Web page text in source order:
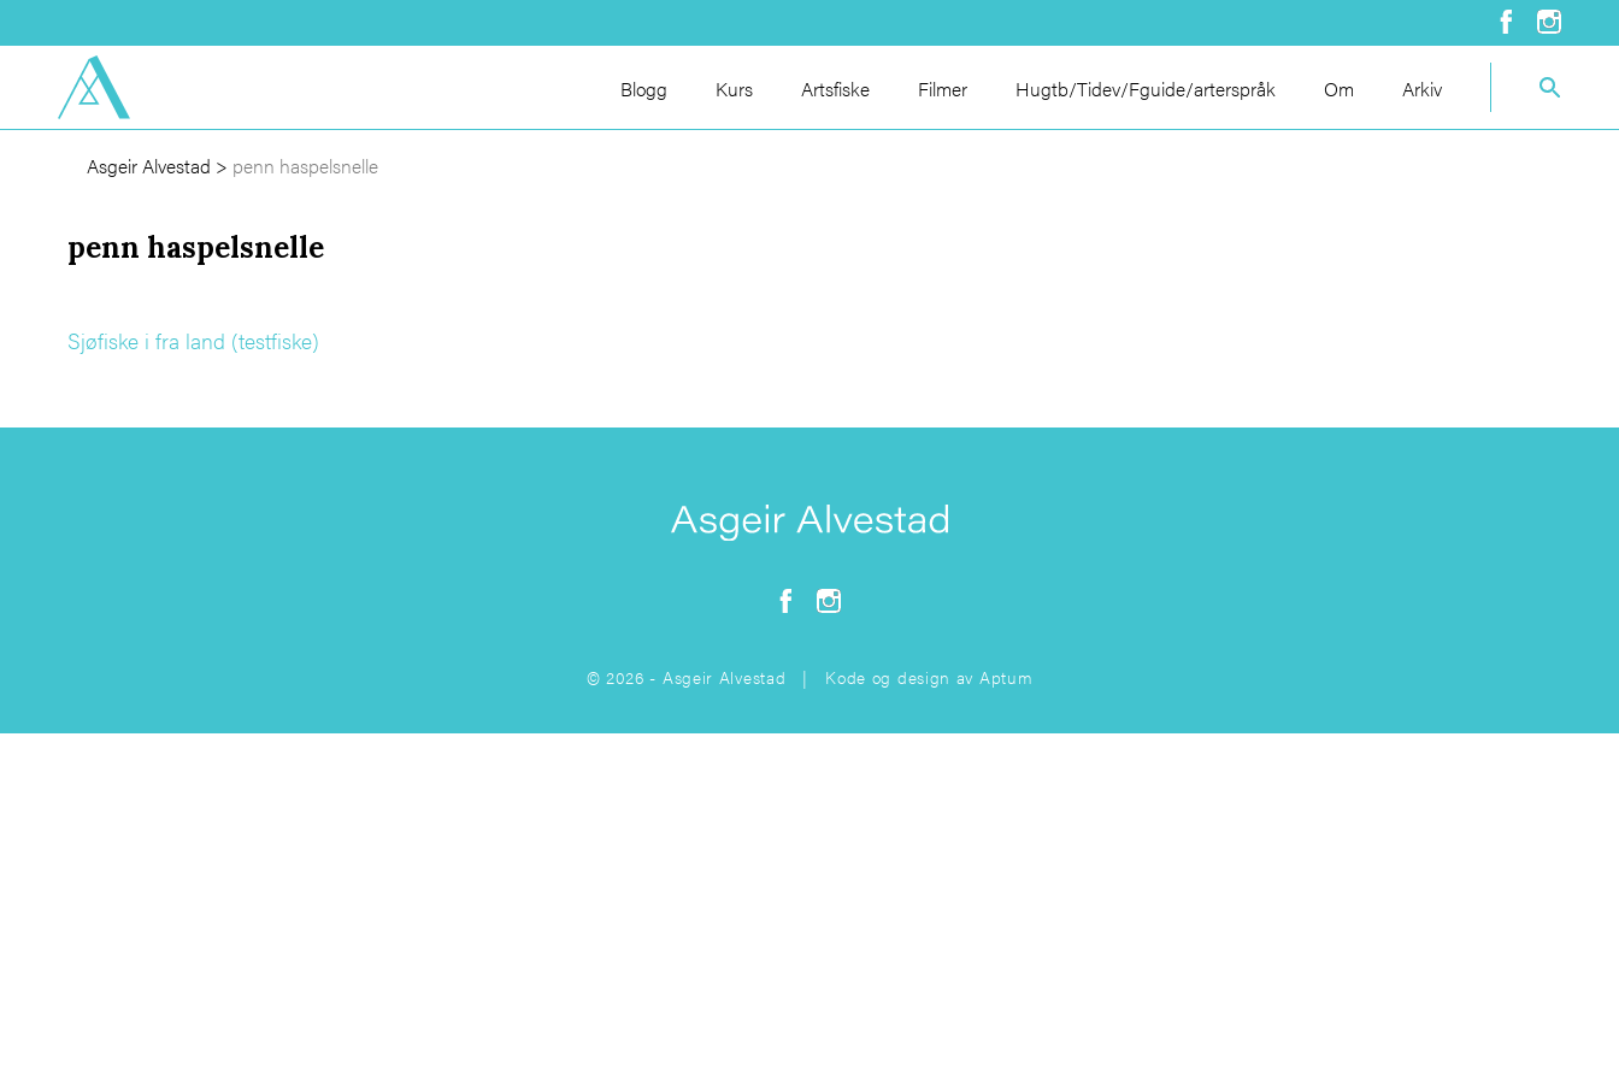
Blogg Kurs Artsfiske Filmer Hugtb/Tidev/Fguide/arterspråk Om Arkiv
Asgeir Alvestad > penn haspelsnelle
penn haspelsnelle
Sjøfiske i fra land (testfiske)
© 2026 - Asgeir Alvestad | Kode og design av Aptum